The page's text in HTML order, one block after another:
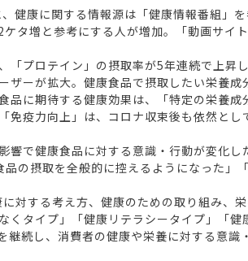
健康に関する情報源は「健康情報番組」
タ増と参考にする人が増加。「動画サイ
プロテイン」の摂取率が5年連続で上昇
ザーが拡大。健康食品で摂取したい栄養
品に期待する健康効果は、「特定の栄養
免疫力向上」は、コロナ収束後も依然とし
で健康食品に対する意識・行動が変化
の摂取を全般的に控えるようになった」
対する考え方、健康のための取り組み、
くタイプ」「健康リテラシータイプ」「
継続し、消費者の健康や栄養に対する意識